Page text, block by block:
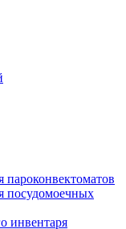
посудомоечных
инвентаря